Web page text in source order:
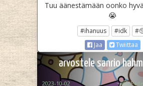
Tuu äänestämään oonko
😭
#ihanuus #idk
Jaa
Twiittaa
arvostele sanrio
2023-10-02